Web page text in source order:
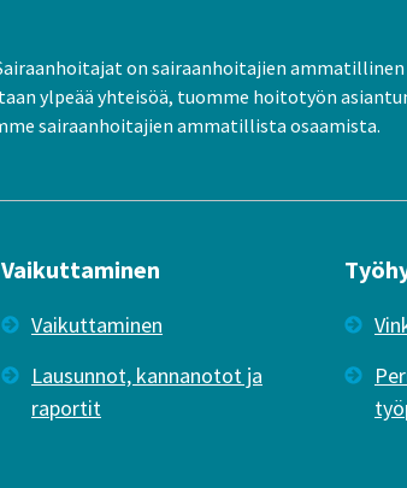
on sairaanhoitajien
ylpeää yhteisöä, tuomme hoitotyön
sairaanhoitajien ammatillista osaamista.
Vaikuttaminen
Vaikuttaminen
Lausunnot, kannanotot ja
raportit